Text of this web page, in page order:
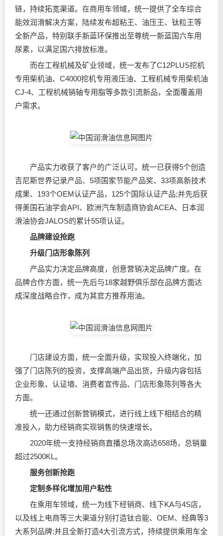
链，持续拓宽渠道。在商用车领域，统一提供了全车综合
能效润滑解决方案，陆续发布超粘王、油压王、钛粒王等
全新产品，特别联手新蓝环保推出至尊统一新蓝国六车用
尿素，以满足国六排放标准。
而在工程机械及矿业领域，统一发布了C12PLUS挖机
专用柴机油、C4000挖机专用液压油、工程机械专用柴机油
CJ-4、工程机械销轴专用脂等多款引流新品，全面覆盖用
户需求。
产品实力收获了客户的广泛认可。统一已获得5个创造
吉尼斯世界记录产品、5项国家节能产品奖、33项高新技术
成果、193个OEM认证产品，125个国际认证产品;并先后获
得美国石油学会API、欧洲汽车制造商协会ACEA、日本润
滑油协会JALOS的累计55项认证。
品牌建设抢跑
升级门店形象陈列
产品实力决定品牌高度，创意营销决定品牌广度。在
品牌合作方面，统一先后与18家越野俱乐部在品牌方面达
成深度战略合作，成为其官方推荐用油。
门店建设方面，统一全面升级，实现投入终端化，加
强了门店陈列的投资，支撑高端产品出货，升级内容包括
企业形象、认证墙、消费者宣传品、门店形象陈列等各大
方面。
统一还通过创新营销模式，进行线上线下相结合的精
准投入，助力经销商实现销售的快速增长。
2020年统一支持经销商直播总场次高达658场，总销量
超过2500KL。
服务创新抢跑
定制多样化增加用户粘性
在乘用车领域，统一为线下经销商、线下KA与4S店，
以及线上电商等三大渠道分别打造钛合能、OEM、经典等3
大系列品牌;并且全新打造4大引流方式，持续提供乘用车全